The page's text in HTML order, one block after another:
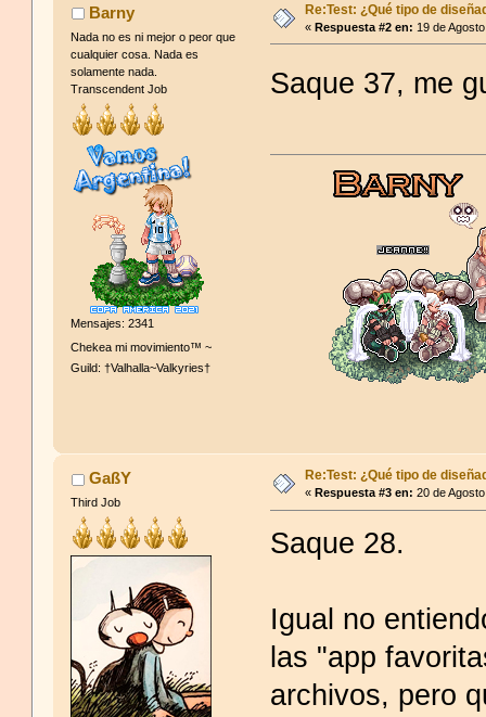
Barny
Nada no es ni mejor o peor que
cualquier cosa. Nada es
solamente nada.
Transcendent Job
Mensajes: 2341
Chekea mi movimiento™ ~
Guild: †Valhalla~Valkyries†
Re:Test: ¿Qué tipo de
«Respuesta #2 en: 19 de
Saque 37, me
GaßY
Third Job
Re:Test: ¿Qué tipo de
«Respuesta #3 en: 20 de
Saque 28.
Igual no
las "app
archivos, pero